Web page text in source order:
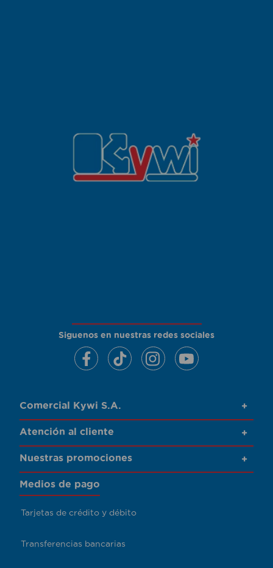
Siguenos en nuestras redes sociales
Comercial Kywi S.A. +
Atención al cliente +
Nuestras promociones +
Medios de pago
Tarjetas de crédito y débito
Transferencias bancarias